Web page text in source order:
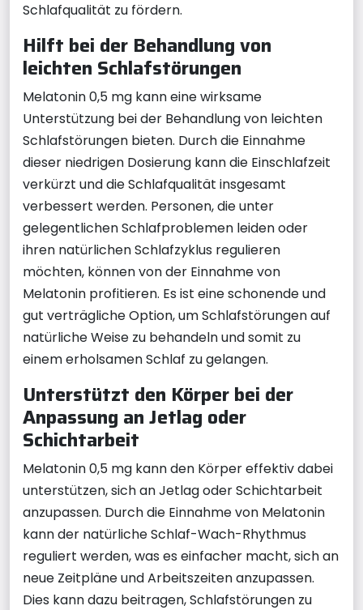
Schlafqualität zu fördern.
Hilft bei der Behandlung von
leichten Schlafstörungen
Melatonin 0,5 mg kann eine wirksame
Unterstützung bei der Behandlung von leichten
Schlafstörungen bieten. Durch die Einnahme
dieser niedrigen Dosierung kann die Einschlafzeit
verkürzt und die Schlafqualität insgesamt
verbessert werden. Personen, die unter
gelegentlichen Schlafproblemen leiden oder
ihren natürlichen Schlafzyklus regulieren
möchten, können von der Einnahme von
Melatonin profitieren. Es ist eine schonende und
gut verträgliche Option, um Schlafstörungen auf
natürliche Weise zu behandeln und somit zu
einem erholsamen Schlaf zu gelangen.
Unterstützt den Körper bei der
Anpassung an Jetlag oder
Schichtarbeit
Melatonin 0,5 mg kann den Körper effektiv dabei
unterstützen, sich an Jetlag oder Schichtarbeit
anzupassen. Durch die Einnahme von Melatonin
kann der natürliche Schlaf-Wach-Rhythmus
reguliert werden, was es einfacher macht, sich an
neue Zeitpläne und Arbeitszeiten anzupassen.
Dies kann dazu beitragen, Schlafstörungen zu